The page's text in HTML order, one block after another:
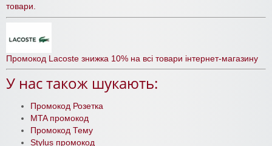
товари.
Промокод Lacoste знижка 10% на всі товари інтернет-магазину
У нас також шукають:
Промокод Розетка
MTA промокод
Промокод Тему
Stylus промокод